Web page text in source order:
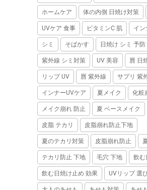
ホームケア 体の内側 日焼け対策
UVケア 食事 ビタミンC 肌 イン
シミ そばかす 日焼け シミ 予防
紫外線 シミ対策 UV 美容 唇 日
リップ UV 唇 紫外線 サプリ 紫
インナーUVケア 夏メイク 化粧
メイク崩れ 防止 夏 ベースメイク
皮脂 テカリ 皮脂崩れ防止下地
夏のテカリ対策 皮脂崩れ防止
テカリ防止 下地 毛穴 下地 飲む
飲む日焼け止め 効果 UVリップ 選